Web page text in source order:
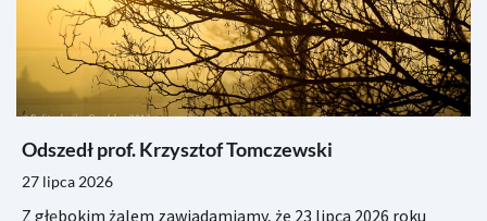
Odszedł prof. Krzysztof Tomczewski
27 lipca 2026
Z głębokim żalem zawiadamiamy, że 23 lipca 2026 roku